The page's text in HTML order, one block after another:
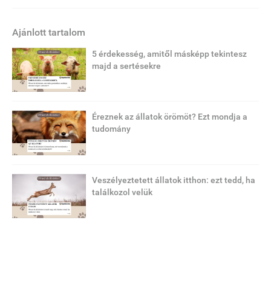
Ajánlott tartalom
5 érdekesség, amitől másképp tekintesz
majd a sertésekre
Éreznek az állatok örömöt? Ezt mondja a
tudomány
Veszélyeztetett állatok itthon: ezt tedd, ha
találkozol velük